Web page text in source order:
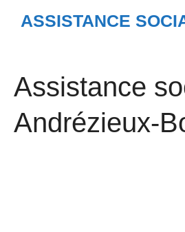
ASSISTANCE
Assistance
Andrézieux-